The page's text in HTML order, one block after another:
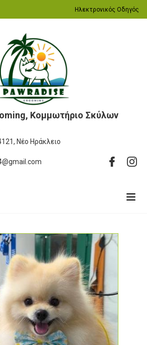
Ηλεκτρονικός Οδηγός
Κομμωτήριο Σκύλων
Νέο Ηράκλειο